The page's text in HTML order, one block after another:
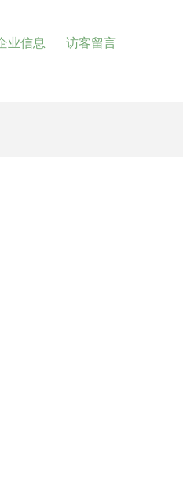
业信息 访客留言